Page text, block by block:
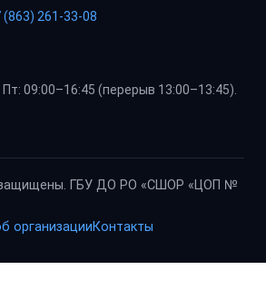
(863) 261-33-08
09:00–16:45 (перерыв 13:00–13:45).
защищены. ГБУ ДО РО «СШОР «ЦОП №
организацииКонтакты